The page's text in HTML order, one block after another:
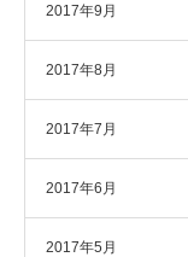
2017年9月
2017年8月
2017年7月
2017年6月
2017年5月